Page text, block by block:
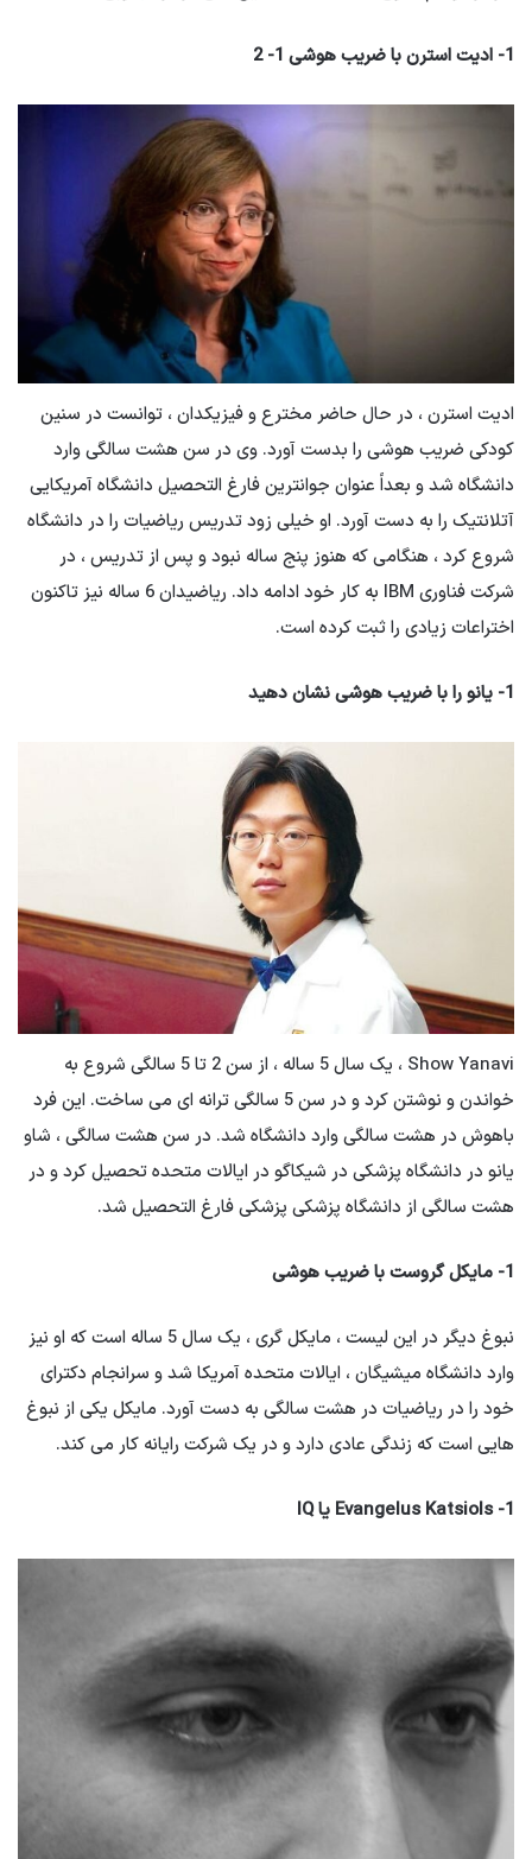
1- ادیت استرن با ضریب هوشی 1- 2
ادیت استرن ، در حال حاضر مخترع و فیزیکدان ، توانست در سنین
کودکی ضریب هوشی را بدست آورد. وی در سن هشت سالگی وارد
دانشگاه شد و بعداً عنوان جوانترین فارغ التحصیل دانشگاه آمریکایی
آتلانتیک را به دست آورد. او خیلی زود تدریس ریاضیات را در دانشگاه
شروع کرد ، هنگامی که هنوز پنج ساله نبود و پس از تدریس ، در
شرکت فناوری IBM به کار خود ادامه داد. ریاضیدان 6 ساله نیز تاکنون
اختراعات زیادی را ثبت کرده است.
1- یانو را با ضریب هوشی نشان دهید
Show Yanavi ، یک سال 5 ساله ، از سن 2 تا 5 سالگی شروع به
خواندن و نوشتن کرد و در سن 5 سالگی ترانه ای می ساخت. این فرد
باهوش در هشت سالگی وارد دانشگاه شد. در سن هشت سالگی ، شاو
یانو در دانشگاه پزشکی در شیکاگو در ایالات متحده تحصیل کرد و در
هشت سالگی از دانشگاه پزشکی پزشکی فارغ التحصیل شد.
1- مایکل گروست با ضریب هوشی
نبوغ دیگر در این لیست ، مایکل گری ، یک سال 5 ساله است که او نیز
وارد دانشگاه میشیگان ، ایالات متحده آمریکا شد و سرانجام دکترای
خود را در ریاضیات در هشت سالگی به دست آورد. مایکل یکی از نبوغ
هایی است که زندگی عادی دارد و در یک شرکت رایانه کار می کند.
1- Evangelus Katsiols یا IQ